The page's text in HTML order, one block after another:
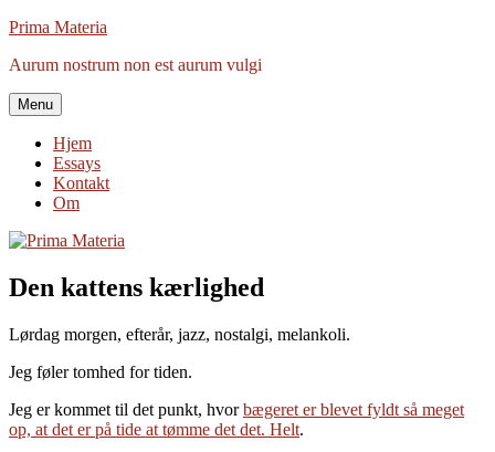
Videre
indhold
Prima Materia
Aurum nostrum non est aurum vulgi
Menu
Hjem
Essays
Kontakt
Om
Den kattens kærlighed
Lørdag morgen, efterår, jazz, nostalgi, melankoli.
Jeg føler tomhed for tiden.
Jeg er kommet til det punkt, hvorbægeret er blevet fyldt så meget
op, at det er på tide at tømme det det. Helt.